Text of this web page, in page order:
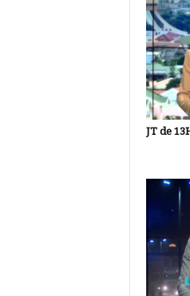
JT de